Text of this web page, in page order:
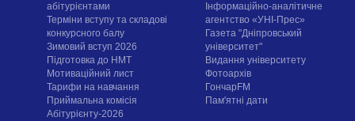
абітурієнтами
Терміни вступу та складові
конкурсного балу
Зимовий вступ 2026
Підготовка до НМТ
Мотиваційний лист
Тарифи на навчання
Приймальна комісія
Абітурієнту-2026
Інформаційно-аналітичне
агентство «УНІ-Прес»
Газета "Дніпровський
університет"
Видання університету
Фотоархів
ГончарFM
Пам'ятні дати